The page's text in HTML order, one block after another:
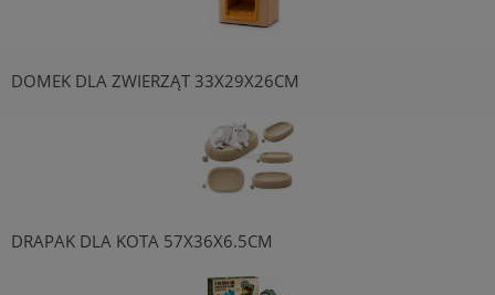
DOMEK DLA ZWIERZĄT 33X29X26CM
DRAPAK DLA KOTA 57X36X6.5CM